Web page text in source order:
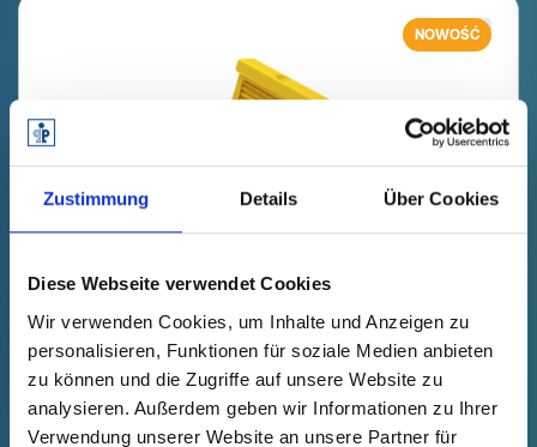
Zustimmung Details Über Cookies
Diese Webseite verwendet Cookies
Wir verwenden Cookies, um Inhalte und Anzeigen zu
personalisieren, Funktionen für soziale Medien anbieten
zu können und die Zugriffe auf unsere Website zu
analysieren. Außerdem geben wir Informationen zu Ihrer
Verwendung unserer Website an unsere Partner für
NOWOŚĆ
GPN 360 KS 2312 PCR-PE / PE-
LD, żółty
Dane techniczne
Nr zamówienia.